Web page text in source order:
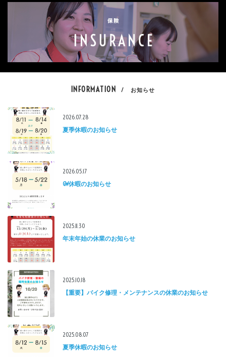
INFORMATION / お知らせ
2026.07.28
夏季休暇のお知らせ
2026.05.17
GW休暇のお知らせ
2025.11.30
年末年始の休業のお知らせ
2025.10.18
【重要】バイク修理・メンテナンスの休業のお知らせ
2025.08.07
夏季休暇のお知らせ